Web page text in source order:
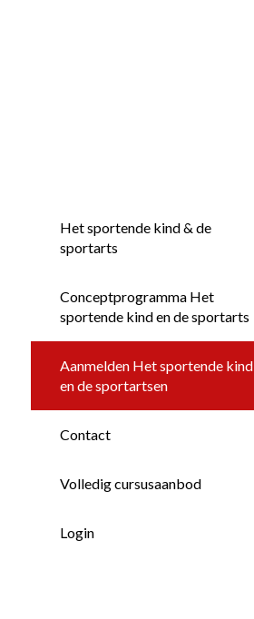
Het sportende kind & de
sportarts
Conceptprogramma Het
sportende kind en de sportarts
Aanmelden Het sportende kind
en de sportartsen
Contact
Volledig cursusaanbod
Login